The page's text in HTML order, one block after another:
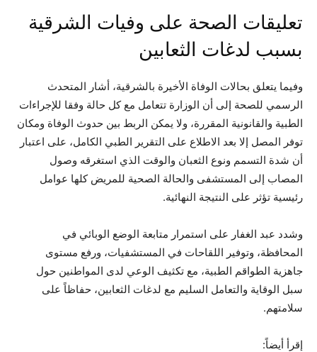
تعليقات الصحة على وفيات الشرقية
بسبب لدغات الثعابين
وفيما يتعلق بحالات الوفاة الأخيرة بالشرقية، أشار المتحدث
الرسمي للصحة إلى أن الوزارة تتعامل مع كل حالة وفقا للإجراءات
الطبية والقانونية المقررة، ولا يمكن الربط بين حدوث الوفاة ومكان
توفر المصل إلا بعد الاطلاع على التقرير الطبي الكامل، على اعتبار
أن شدة التسمم ونوع الثعبان والوقت الذي استغرقه وصول
المصاب إلى المستشفى والحالة الصحية للمريض كلها عوامل
رئيسية تؤثر على النتيجة النهائية.
وشدد عبد الغفار على استمرار متابعة الوضع الوبائي في
المحافظة، وتوفير اللقاحات في المستشفيات، ورفع مستوى
جاهزية الطواقم الطبية، مع تكثيف الوعي لدى المواطنين حول
سبل الوقاية والتعامل السليم مع لدغات الثعابين، حفاظاً على
سلامتهم.
إقرأ أيضاً: